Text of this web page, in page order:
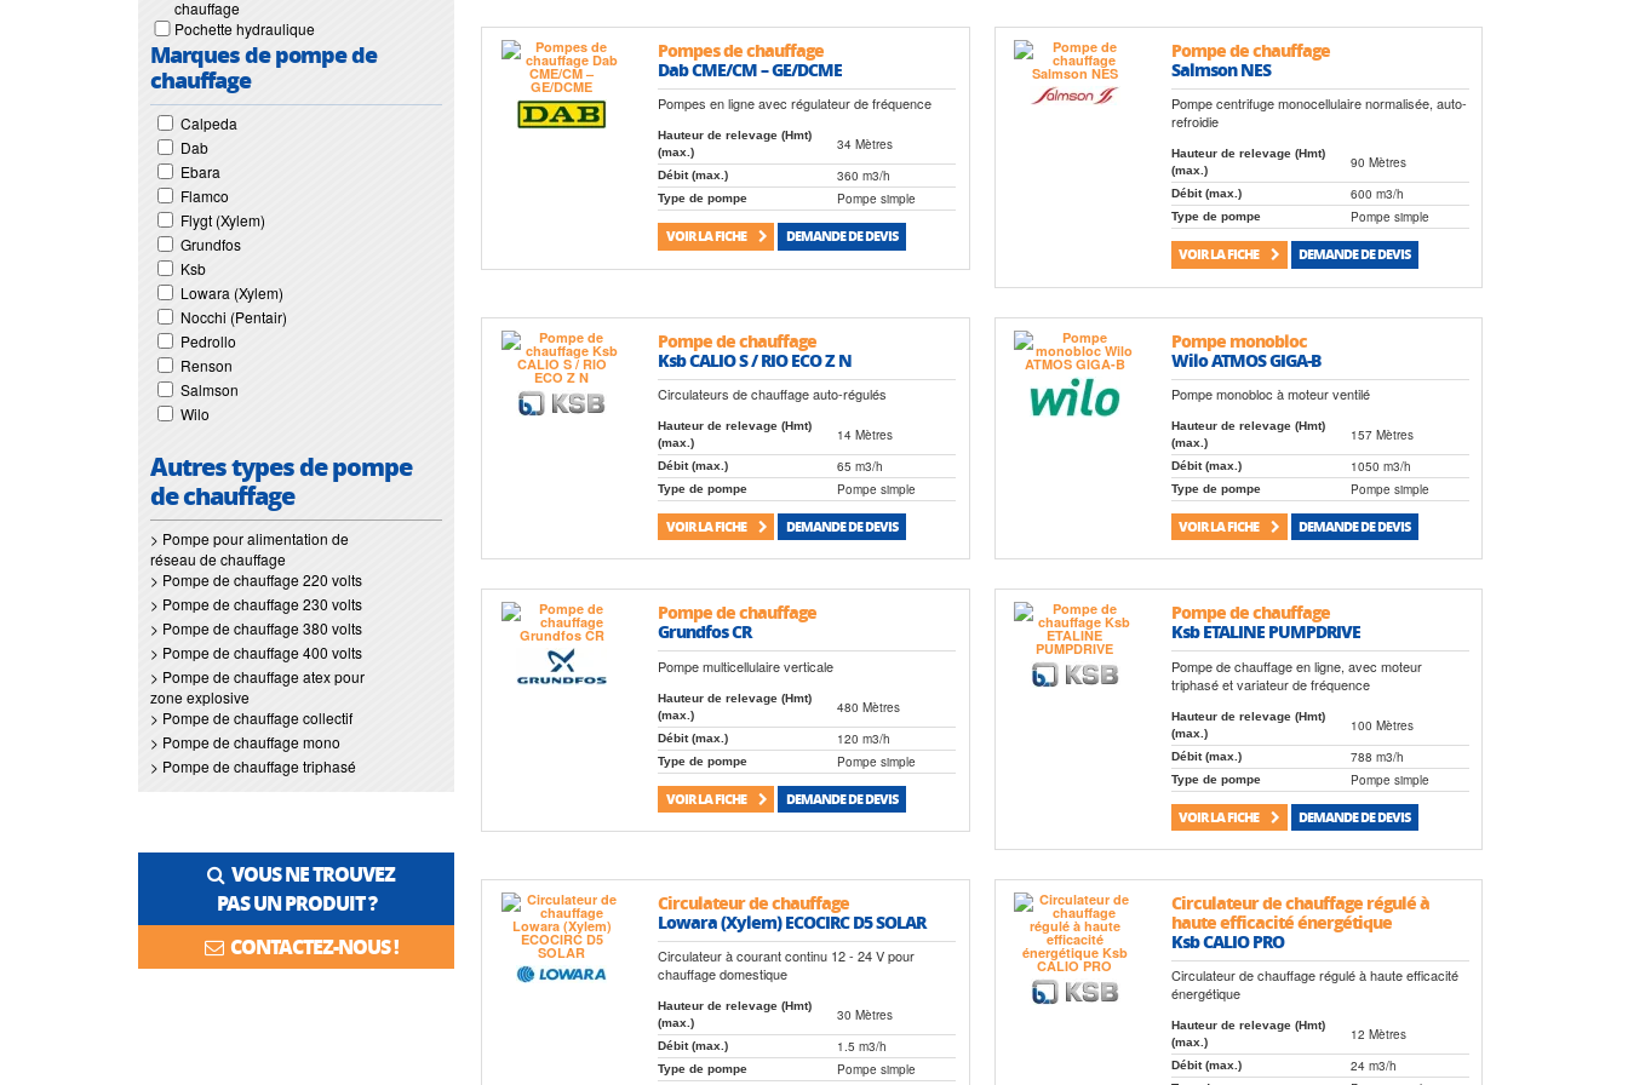
chauffage
Pochette hydraulique
Marques de pompe de
chauffage
Calpeda
Dab
Ebara
Flamco
Flygt (Xylem)
Grundfos
Ksb
Lowara (Xylem)
Nocchi (Pentair)
Pedrollo
Renson
Salmson
Wilo
Autres types de pompe
de chauffage
> Pompe pour alimentation de
réseau de chauffage
> Pompe de chauffage 220 volts
> Pompe de chauffage 230 volts
> Pompe de chauffage 380 volts
> Pompe de chauffage 400 volts
> Pompe de chauffage atex pour
zone explosive
> Pompe de chauffage collectif
> Pompe de chauffage mono
> Pompe de chauffage triphasé
VOUS NE TROUVEZ
PAS UN PRODUIT ?
CONTACTEZ-NOUS !
Pompes de chauffage
Dab CME/CM – GE/DCME
Pompes en ligne avec régulateur de fréquence
Hauteur de relevage (Hmt)
(max.)
34 Mètres
Débit (max.) 360 m3/h
Type de pompe Pompe simple
VOIR LA FICHE DEMANDE DE DEVIS
Pompe de chauffage
Salmson NES
Pompe centrifuge monocellulaire normalisée, auto-
refroidie
Hauteur de relevage (Hmt)
(max.)
90 Mètres
Débit (max.) 600 m3/h
Type de pompe Pompe simple
VOIR LA FICHE DEMANDE DE DEVIS
Pompe de chauffage
Ksb CALIO S / RIO ECO Z N
Circulateurs de chauffage auto-régulés
Hauteur de relevage (Hmt)
(max.)
14 Mètres
Débit (max.) 65 m3/h
Type de pompe Pompe simple
VOIR LA FICHE DEMANDE DE DEVIS
Pompe monobloc
Wilo ATMOS GIGA-B
Pompe monobloc à moteur ventilé
Hauteur de relevage (Hmt)
(max.)
157 Mètres
Débit (max.) 1050 m3/h
Type de pompe Pompe simple
VOIR LA FICHE DEMANDE DE DEVIS
Pompe de chauffage
Grundfos CR
Pompe multicellulaire verticale
Hauteur de relevage (Hmt)
(max.)
480 Mètres
Débit (max.) 120 m3/h
Type de pompe Pompe simple
VOIR LA FICHE DEMANDE DE DEVIS
Pompe de chauffage
Ksb ETALINE PUMPDRIVE
Pompe de chauffage en ligne, avec moteur
triphasé et variateur de fréquence
Hauteur de relevage (Hmt)
(max.)
100 Mètres
Débit (max.) 788 m3/h
Type de pompe Pompe simple
VOIR LA FICHE DEMANDE DE DEVIS
Circulateur de chauffage
Lowara (Xylem) ECOCIRC D5 SOLAR
Circulateur à courant continu 12 - 24 V pour
chauffage domestique
Hauteur de relevage (Hmt)
(max.)
30 Mètres
Débit (max.) 1.5 m3/h
Type de pompe Pompe simple
Circulateur de chauffage régulé à
haute efficacité énergétique
Ksb CALIO PRO
Circulateur de chauffage régulé à haute efficacité
énergétique
Hauteur de relevage (Hmt)
(max.)
12 Mètres
Débit (max.) 24 m3/h